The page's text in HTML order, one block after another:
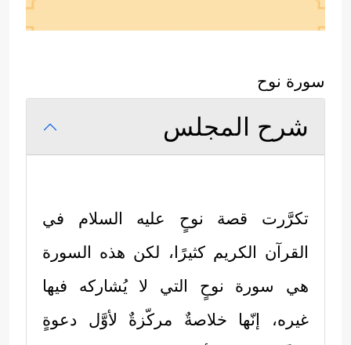
سورة نوح
شرح المجلس
تكرَّرت قصة نوحٍ عليه السلام في
القرآن الكريم كثيرًا، لكن هذه السورة
هي سورة نوحٍ التي لا يُشاركه فيها
غيره، إنّها خلاصةٌ مركّزةٌ لأوَّل دعوةٍ